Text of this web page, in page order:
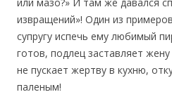
извращений»! Один из
супругу испечь ему любимый
готов, подлец заставляет
не пускает жертву в кухню,
паленым!